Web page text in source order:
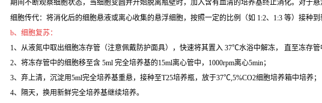
期间不断观察细胞状态，当细胞变圆并开始脱离瓶壁时，加入含有血清的培养基终止消化。对于
细胞传代：将消化后的细胞悬液或离心收集的悬浮细胞，按照一定的比例（如 1:2、1:3 等）接种
b、细胞复苏：
1、从液氮中取出细胞冻存管（注意佩戴防护面具），快速将其置入 37℃水浴中解冻， 直至冻存管
2、将冻存管中的细胞移至含 5ml 完全培养基的15ml离心管中，1000rpm离心5min；
3、弃上清，沉淀用5ml完全培养基重悬，接种至T25培养瓶，放于37℃,5%CO2细胞培养箱中培养；
4、隔天，换用新鲜完全培养基继续培养。